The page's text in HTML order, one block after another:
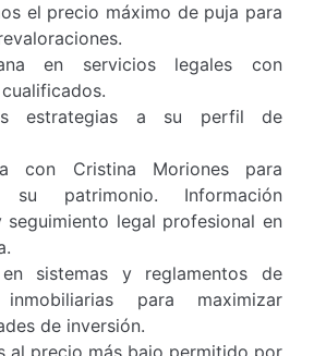
el precio máximo de puja para
en servicios legales con
estrategias a su perfil de
con Cristina Moriones para
su patrimonio. Información
seguimiento legal profesional en
sistemas y reglamentos de
inmobiliarias para maximizar
de inversión.
al precio más bajo permitido por